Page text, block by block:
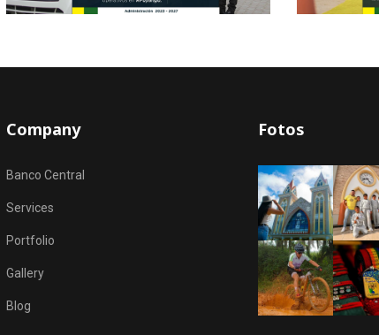
Company
Banco Central
Services
Portfolio
Gallery
Blog
Fotos